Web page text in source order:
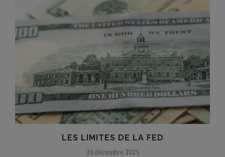
LES LIMITES DE LA FED
26 décembre 2025